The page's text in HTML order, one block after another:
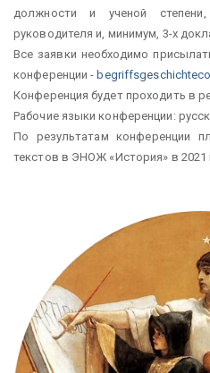
должности и ученой
руководителя и, минимум, 3-х
Все заявки необходимо
конференции -
Конференция будет проходить в
Рабочие языки конференции:
По результатам конференции
текстов в ЭНОЖ «История» в 2021